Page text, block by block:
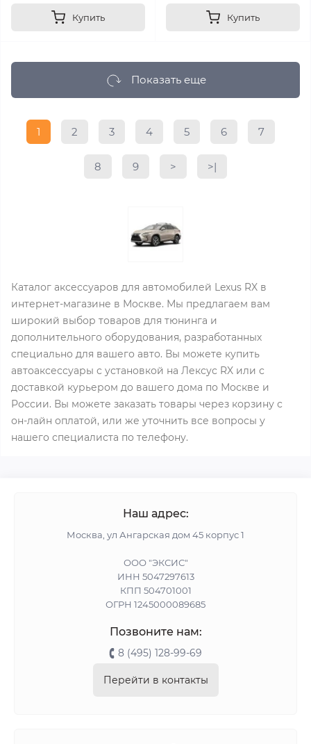
Купить Купить
Показать еще
1 2 3 4 5 6 7
8 9 > >|
Каталог аксессуаров для автомобилей Lexus RX в
интернет-магазине в Москве. Мы предлагаем вам
широкий выбор товаров для тюнинга и
дополнительного оборудования, разработанных
специально для вашего авто. Вы можете купить
автоаксессуары с установкой на Лексус RX или с
доставкой курьером до вашего дома по Москве и
России. Вы можете заказать товары через корзину с
он-лайн оплатой, или же уточнить все вопросы у
нашего специалиста по телефону.
Наш адрес:
Москва, ул Ангарская дом 45 корпус 1
ООО "ЭКСИС"
ИНН 5047297613
КПП 504701001
ОГРН 1245000089685
Позвоните нам:
8 (495) 128-99-69
Перейти в контакты